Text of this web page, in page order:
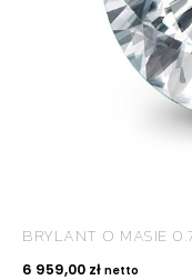
BRYLANT O MASIE
6 959,00 zł netto
SALON
KONTAKT